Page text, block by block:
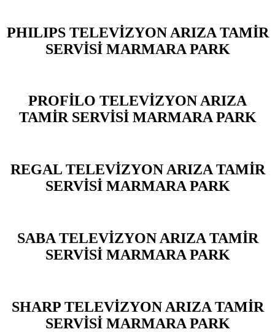
PHILIPS TELEVİZYON ARIZA TAMİR
SERVİSİ MARMARA PARK
PROFİLO TELEVİZYON ARIZA
TAMİR SERVİSİ MARMARA PARK
REGAL TELEVİZYON ARIZA TAMİR
SERVİSİ MARMARA PARK
SABA TELEVİZYON ARIZA TAMİR
SERVİSİ MARMARA PARK
SHARP TELEVİZYON ARIZA TAMİR
SERVİSİ MARMARA PARK